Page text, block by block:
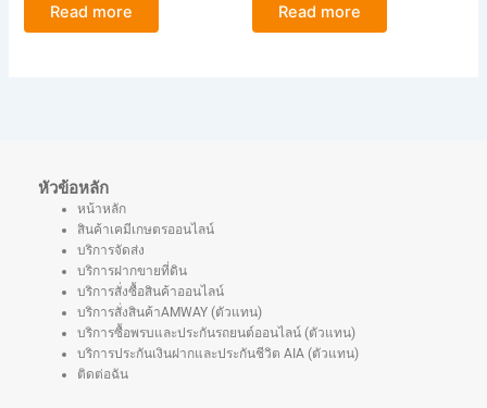
Read more
Read more
หัวข้อหลัก
หน้าหลัก
สินค้าเคมีเกษตรออนไลน์
บริการจัดส่ง
บริการฝากขายที่ดิน
บริการสั่งซื้อสินค้าออนไลน์
บริการสั่งสินค้าAMWAY (ตัวแทน)
บริการซื้อพรบและประกันรถยนต์ออนไลน์ (ตัวแทน)
บริการประกันเงินฝากและประกันชีวิต AIA (ตัวแทน)
ติดต่อฉัน